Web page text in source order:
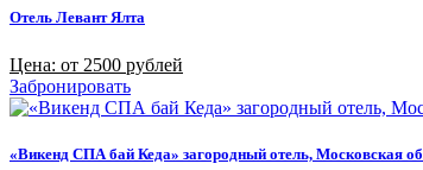
Отель Левант Ялта
Цена: от 2500 рублей
Забронировать
«Викенд СПА бай Кеда» загородный отель, Московская